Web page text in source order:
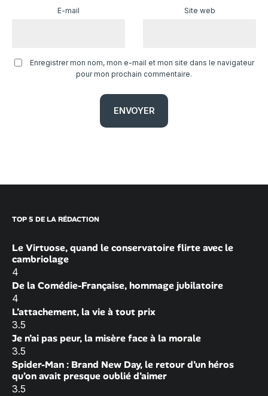
E-mail Site web
Enregistrer mon nom, mon e-mail et mon site dans le navigateur
pour mon prochain commentaire.
TOP 5 DE LA RÉDACTION
Le Virtuose, quand le conservatoire flirte avec le
cambriolage
4
De la Comédie-Française, hommage jubilatoire
4
L’attachement, la vie à tout prix
3.5
Je n’ai pas peur, la misère face à la morale
3.5
Spider-Man : Brand New Day, le retour d’un héros
qu’on avait presque oublié d’aimer
3.5